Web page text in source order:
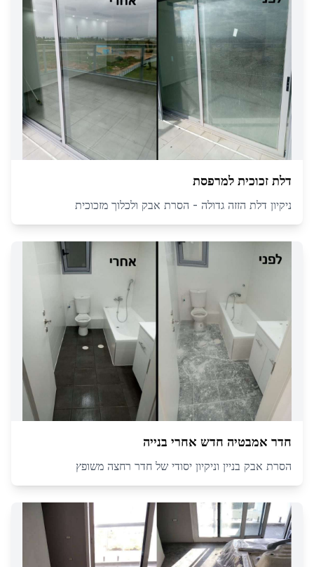
דלת זכוכית למרפסת
ניקיון דלת הזזה גדולה - הסרת אבק ולכלוך מזכוכית
חדר אמבטיה חדש אחרי בנייה
הסרת אבק בניין וניקיון יסודי של חדר רחצה משופץ